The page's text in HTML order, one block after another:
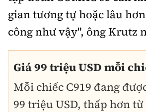
gian tương tự hoặc lâu
công như vậy", ông Krutz
Giá 99 triệu USD mỗi
Mỗi chiếc C919 đang
99 triệu USD, thấp hơn từ